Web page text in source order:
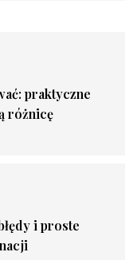
praktyczne
różnicę
i proste